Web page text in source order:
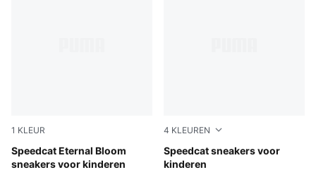
1 KLEUR
Speedcat Eternal Bloom
sneakers voor kinderen
Pink Shimmer-Alpine Snow
4 KLEUREN
Speedcat sneakers voor
kinderen
Archive Green-PUMA White